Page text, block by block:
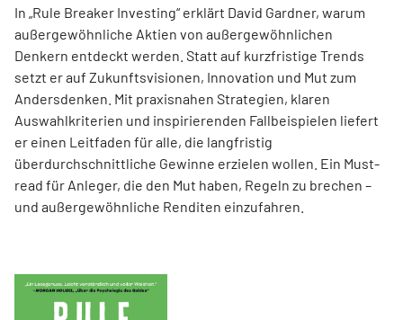
In „Rule Breaker Investing“ erklärt David Gardner, warum
außergewöhnliche Aktien von außer­gewöhnlichen
Denkern entdeckt werden. Statt auf kurzfristige Trends
setzt er auf Zukunftsvisionen, Innovation und Mut zum
Andersdenken. Mit praxisnahen Strategien, klaren
Auswahlkriterien und inspirierenden Fallbeispielen liefert
er einen Leit­faden für alle, die langfristig
überdurchschnittliche Gewinne erzielen wollen. Ein Must-
read für Anleger, die den Mut haben, Regeln zu brechen –
und außergewöhnliche Renditen einzufahren.